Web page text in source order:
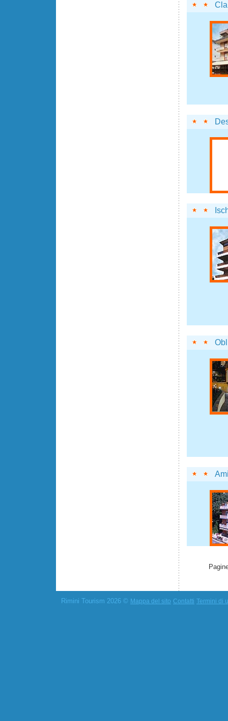
Rimini Tourism 2026 © Mappa del sito Contatti Termini di